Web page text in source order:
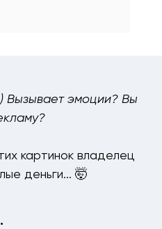
Вызывает эмоции? Вы
картинок владелец
деньги... 🤯